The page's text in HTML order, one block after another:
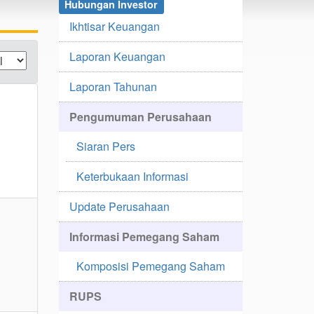
Hubungan Investor
Ikhtisar Keuangan
Laporan Keuangan
Laporan Tahunan
Pengumuman Perusahaan
Siaran Pers
Keterbukaan Informasi
Update Perusahaan
Informasi Pemegang Saham
Komposisi Pemegang Saham
RUPS